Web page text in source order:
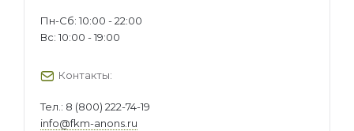
Пн-Сб: 10:00 - 22:00
Вс: 10:00 - 19:00
Контакты:
Тел.: 8 (800) 222-74-19
info@fkm-anons.ru